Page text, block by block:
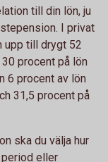
till din lön, ju
I privat
upp till drygt 52
procent på lön
6 procent av lön
31,5 procent på
ska du välja hur
eller